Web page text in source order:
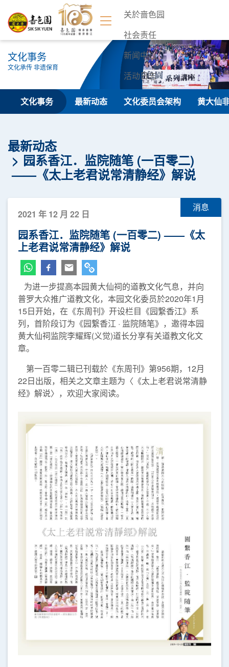
关於啬色园
社会责任
新闻中心
活动日志
联络我们
文化事务
文化承传 非遗保育
文化事务 最新动态 文化委员会架构 黄大仙
最新动态
园系香江．监院随笔 (一百零二)
——《太上老君说常清静经》解说
消息
2021 年 12 月 22 日
园系香江．监院随笔 (一百零二) ——《太
上老君说常清静经》解说
为进一步提高本园黄大仙祠的道教文化气息，并向
普罗大众推广道教文化，本园文化委员於2020年1月
15日开始，在《东周刊》开设栏目《园繋香江》系
列，首阶段订为《园繋香江 · 监院随笔》，邀得本园
黄大仙祠监院李耀辉(义觉)道长分享有关道教文化文
章。
第一百零二辑已刊载於《东周刊》第956期，12月
22日出版，相关之文章主题为〈《太上老君说常清静
经》解说〉，欢迎大家阅读。